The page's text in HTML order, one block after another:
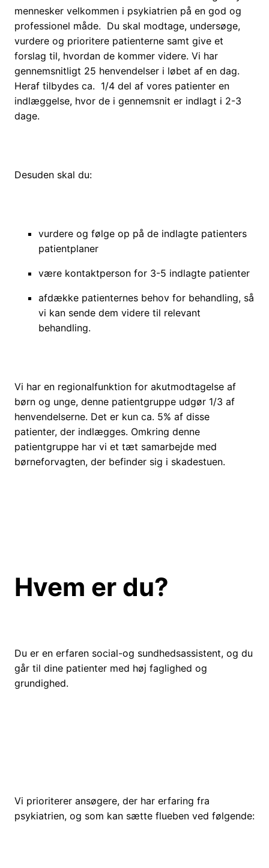
mennesker velkommen i psykiatrien på en god og
professionel måde. Du skal modtage, undersøge,
vurdere og prioritere patienterne samt give et
forslag til, hvordan de kommer videre. Vi har
gennemsnitligt 25 henvendelser i løbet af en dag.
Heraf tilbydes ca. 1/4 del af vores patienter en
indlæggelse, hvor de i gennemsnit er indlagt i 2-3
dage.
Desuden skal du:
vurdere og følge op på de indlagte patienters
patientplaner
være kontaktperson for 3-5 indlagte patienter
afdække patienternes behov for behandling, så
vi kan sende dem videre til relevant
behandling.
Vi har en regionalfunktion for akutmodtagelse af
børn og unge, denne patientgruppe udgør 1/3 af
henvendelserne. Det er kun ca. 5% af disse
patienter, der indlægges. Omkring denne
patientgruppe har vi et tæt samarbejde med
børneforvagten, der befinder sig i skadestuen.
Hvem er du?
Du er en erfaren social-og sundhedsassistent, og du
går til dine patienter med høj faglighed og
grundighed.
Vi prioriterer ansøgere, der har erfaring fra
psykiatrien, og som kan sætte flueben ved følgende: